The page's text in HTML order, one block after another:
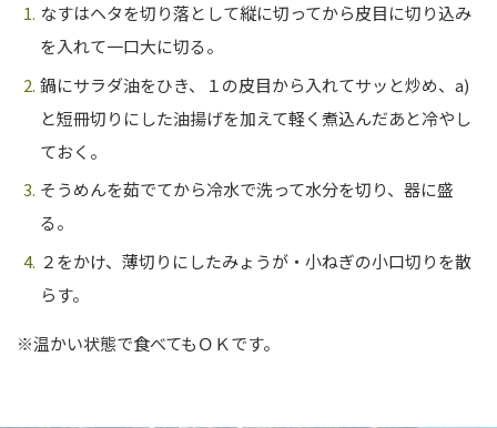
なすはヘタを切り落として縦に切ってから皮目に切り込み
を入れて一口大に切る。
鍋にサラダ油をひき、１の皮目から入れてサッと炒め、 a)
と短冊切りにした油揚げを加えて軽く煮込んだあと冷やし
ておく。
そうめんを茹でてから冷水で洗って水分を切り、器に盛
る。
２をかけ、薄切りにしたみょうが・小ねぎの小口切りを散
らす。
※温かい状態で食べてもＯＫです。